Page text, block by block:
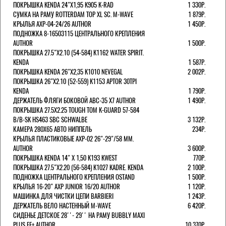
ПОКРЫШКА KENDA 24"Х1,95 K905 K-RAD
1 330Р.
СУМКА НА РАМУ ROTTERDAM TOP XL SC. M-WAVE
1 879Р.
КРЫЛЬЯ AXP-04-24/26 AUTHOR
1 450Р.
ПОДНОЖКА 8-16503115 ЦЕНТРАЛЬНОГО КРЕПЛЕНИЯ
AUTHOR
1 500Р.
ПОКРЫШКА 27.5"Х2.10 (54-584) K1162 WATER SPIRIT.
KENDA
1 587Р.
ПОКРЫШКА KENDA 26"Х2,35 K1010 NEVEGAL
2 002Р.
ПОКРЫШКА 26"Х2.10 (52-559) K1153 APTOR 30TPI
KENDA
1 790Р.
ДЕРЖАТЕЛЬ ФЛЯГИ БОКОВОЙ ABC-35 X7 AUTHOR
1 490Р.
ПОКРЫШКА 27.5X2.25 TOUGH TOM K-GUARD 57-584
B/B-SK HS463 SBC SCHWALBE
3 132Р.
КАМЕРА 280Х65 АВТО НИППЕЛЬ
234Р.
КРЫЛЬЯ ПЛАСТИКОВЫЕ AXP-02 26"-29"/58 ММ.
AUTHOR
3 600Р.
ПОКРЫШКА KENDA 14" Х 1,50 K193 KWEST
770Р.
ПОКРЫШКА 27.5"Х2.20 (56-584) K1027 KADRE. KENDA
2 100Р.
ПОДНОЖКА ЦЕНТРАЛЬНОГО КРЕПЛЕНИЯ OSTAND
1 500Р.
КРЫЛЬЯ 16-20" AXP JUNIOR 16/20 AUTHOR
1 120Р.
МАШИНКА ДЛЯ ЧИСТКИ ЦЕПИ BARBIERI
1 243Р.
ДЕРЖАТЕЛЬ ВЕЛО НАСТЕННЫЙ M-WAVE
6 420Р.
СИДЕНЬЕ ДЕТСКОЕ 28''- 29'' НА РАМУ BUBBLY MAXI